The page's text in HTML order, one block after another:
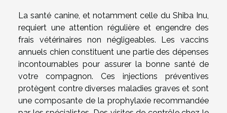
La santé canine, et notamment celle du Shiba Inu,
requiert une attention régulière et engendre des
frais vétérinaires non négligeables. Les vaccins
annuels chien constituent une partie des dépenses
incontournables pour assurer la bonne santé de
votre compagnon. Ces injections préventives
protègent contre diverses maladies graves et sont
une composante de la prophylaxie recommandée